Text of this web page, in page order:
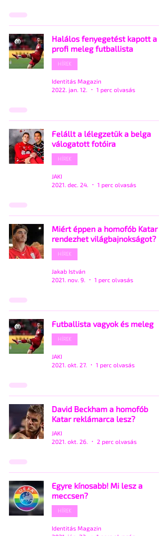
Halálos fenyegetést kapott a
profi meleg futballista
HÍREK
Identitás Magazin
2022. jan. 12.
1 perc olvasás
Felállt a lélegzetük a belga
válogatott fotóira
HÍREK
JAKI
2021. dec. 24.
1 perc olvasás
Miért éppen a homofób Katar
rendezhet világbajnokságot?
HÍREK
Jakab István
2021. nov. 9.
1 perc olvasás
Futballista vagyok és meleg
HÍREK
JAKI
2021. okt. 27.
1 perc olvasás
David Beckham a homofób
Katar reklámarca lesz?
JAKI
2021. okt. 26.
2 perc olvasás
Egyre kínosabb! Mi lesz a
meccsen?
HÍREK
Identitás Magazin